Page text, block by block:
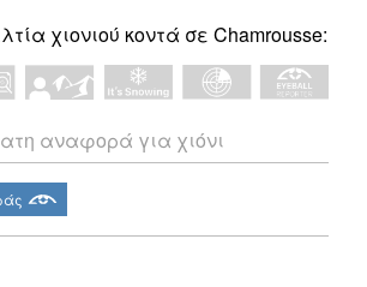
χιονιού κοντά σε Chamrousse:
αναφορά για χιόνι